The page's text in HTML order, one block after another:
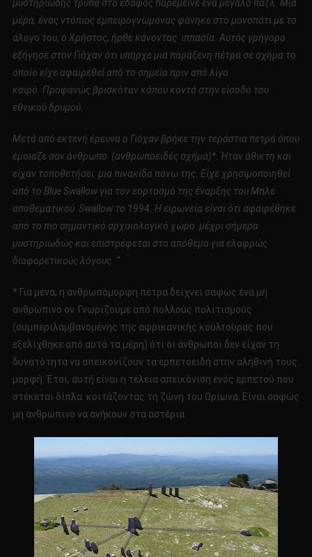
μυστηριώδης τρύπα στο έδαφος παρέμεινε ένα μεγάλο πάζλ.
Μια
μέρα, ένας ντόπιος εμπειρογνώμονας φάνηκε στο μονοπάτι με το
άλογο του, ο Χρήστος, ήρθε κάνοντας ιππασία. Αυτός γρήγορα
εξήγησε στον Γιόχαν ότι υπήρχε μια παράξενη πέτρα σε σχήμα το
οποίο είχε αφαιρεθεί από το σημείο πριν από λίγο
καιρό. Προφανώς βρισκόταν κάπου κοντά στην είσοδο του
εθνικού δρυμού.
Μετά από εκτενή έρευνα ο Γιόχαν βρήκε την τεράστια πετρά όπου
έμοιαζε σαν άνθρωπο (ανθρωποειδές σχήμα)*. Ήταν άθικτη και
είχαν τοποθετήσει μια πινακίδα πάνω της. Είχε χρησιμοποιηθεί
από το BlueSwallowγια τον εορτασμό της έναρξης του Μπλε
αποθεματικού Swallowτο 1994. Η ειρωνεία είναι ότι αφαιρέθηκε
από το πιο σημαντικό αρχαιολογικό χώρο μέχρι σήμερα
μυστηριωδώς και επιστρέφεται στο απόθεμα για ελαφρώς
διαφορετικούς λόγους. “
* Για μένα, η ανθρωπόμορφη πέτρα δείχνει σαφώς ένα μη
ανθρώπινο ον. Γνωρίζουμε από πολλούς πολιτισμούς
(συμπεριλαμβανομένης της αφρικανικής κουλτούρας που
εξελίχθηκε από αυτά τα μέρη) ότι οι άνθρωποι δεν είχαν τη
δυνατότητα να απεικονίζουν τα ερπετοειδή στην αληθινή τους
μορφή. Έτσι, αυτή είναι η τέλεια απεικόνιση ενός ερπετού που
στέκεται δίπλα κοιτάζοντας τη ζώνη του Ωρίωνα. Είναι σαφώς
μη ανθρώπινο να ανήκουν στα αστέρια.